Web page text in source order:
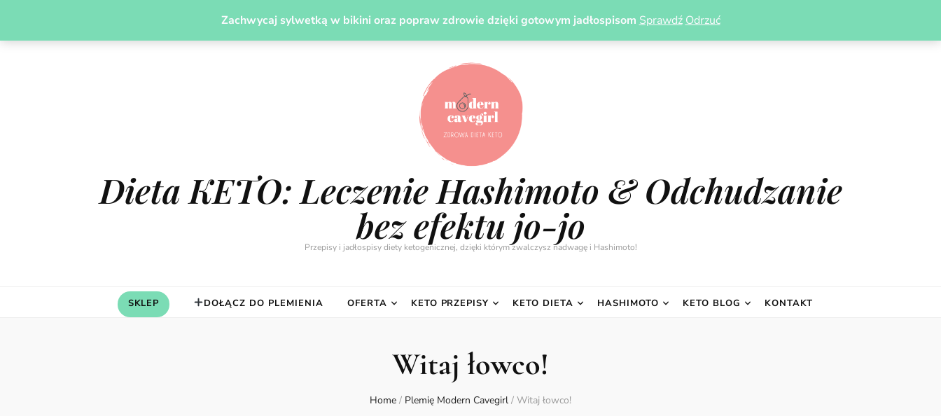
Zachwycaj sylwetką w bikini oraz popraw zdrowie dzięki gotowym jadłospisom Sprawdź Odrzuć
JADŁOSPISY ODCHUDZANIE LECZENIE HASHIMOTO DIETĄ PREZENT
Dieta KETO: Leczenie Hashimoto & Odchudzanie
bez efektu jo-jo
Przepisy i jadłospisy diety ketogenicznej, dzięki którym zwalczysz nadwagę i Hashimoto!
SKLEP DOŁĄCZ DO PLEMIENIA OFERTA KETO PRZEPISY KETO DIETA HASHIMOTO KETO BLOG KONTAKT
Witaj łowco!
Home / Plemię Modern Cavegirl / Witaj łowco!